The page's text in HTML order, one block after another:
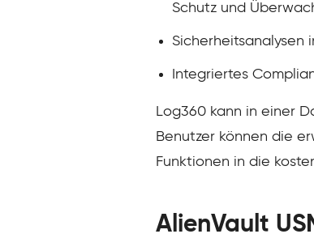
Schutz und
Sicherheitsanalysen
Integriertes
Log360 kann in einer
Benutzer können die
Funktionen in die
AlienVault